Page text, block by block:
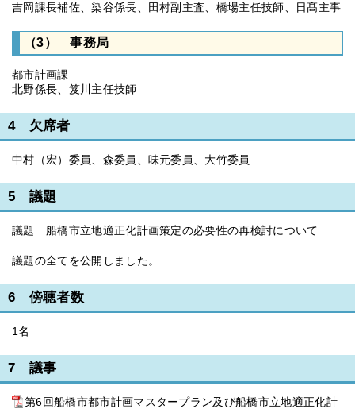
吉岡課長補佐、染谷係長、田村副主査、橋場主任技師、日髙主事
（3） 事務局
都市計画課
北野係長、笈川主任技師
4 欠席者
中村（宏）委員、森委員、味元委員、大竹委員
5 議題
議題 船橋市立地適正化計画策定の必要性の再検討について
議題の全てを公開しました。
6 傍聴者数
1名
7 議事
第6回船橋市都市計画マスタープラン及び船橋市立地適正化計